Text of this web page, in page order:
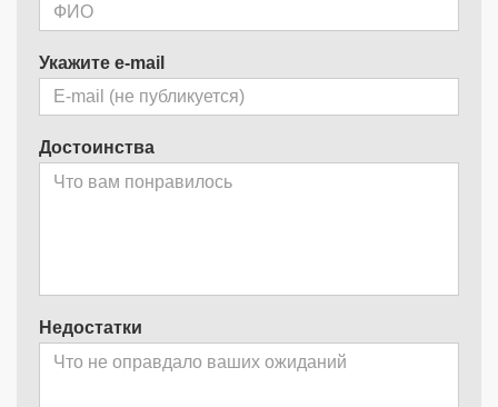
Укажите e-mail
Достоинства
Недостатки